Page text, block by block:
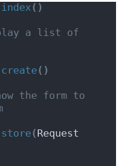
index ()
a list of
create()
the form to
store(